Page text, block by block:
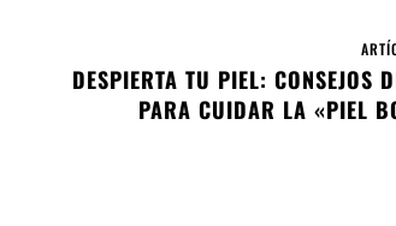
DESPIERTA TU PIEL: CONSEJOS
PARA CUIDAR LA «PIEL